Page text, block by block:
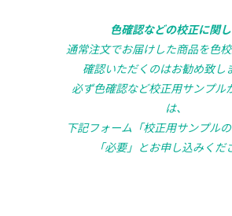
色確認などの校正に関
通常注文でお届けした商品を色
確認いただくのはお勧め致し
必ず色確認など校正用サンプル
は、
下記フォーム「校正用サンプル
「必要」とお申し込みくだ